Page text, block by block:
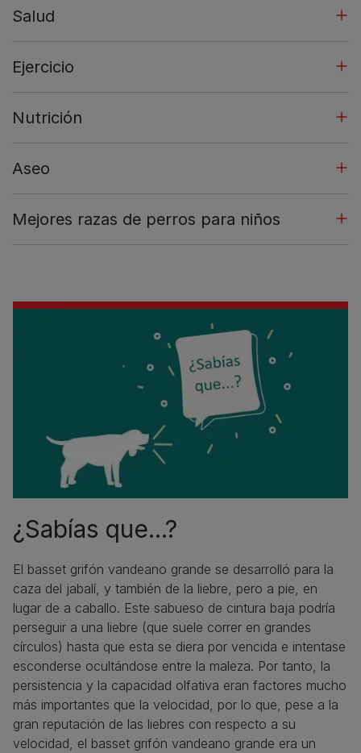
Salud
Ejercicio
Nutrición
Aseo
Mejores razas de perros para niños
¿Sabías que...?
El basset grifón vandeano grande se desarrolló para la
caza del jabalí, y también de la liebre, pero a pie, en
lugar de a caballo. Este sabueso de cintura baja podría
perseguir a una liebre (que suele correr en grandes
círculos) hasta que esta se diera por vencida e intentase
esconderse ocultándose entre la maleza. Por tanto, la
persistencia y la capacidad olfativa eran factores mucho
más importantes que la velocidad, por lo que, pese a la
gran reputación de las liebres con respecto a su
velocidad, el basset grifón vandeano grande era un